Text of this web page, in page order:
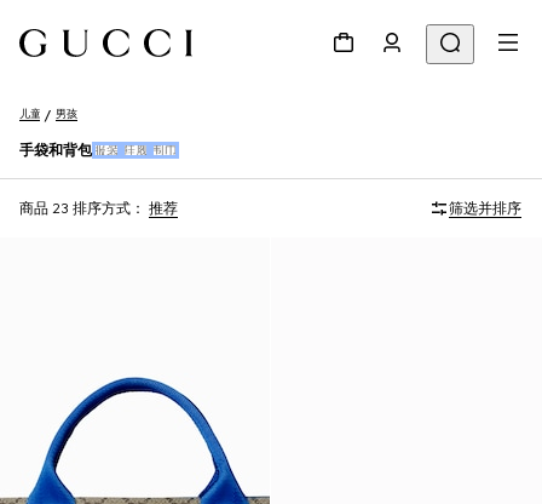
儿童 男孩
手袋和背包服装 鞋履 围巾
商品 23 排序方式： 推荐 筛选并排序